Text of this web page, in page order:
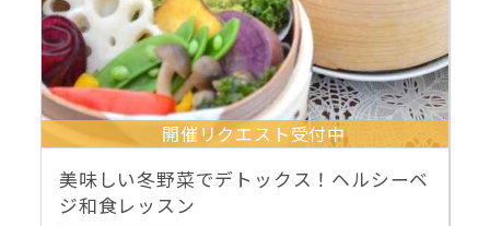
開催リクエスト受付中
美味しい冬野菜でデトックス！ヘルシーベ
ジ和食レッスン